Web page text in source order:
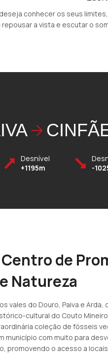
conhecer os seus
a vista e escutar o
Desnível
+1195m -
Centro de
Natureza
vales do Douro, Paiva e
cultural do Couto
coleção de fósseis
município com muito para
promovendo o acesso a